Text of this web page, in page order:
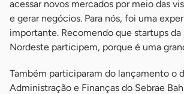
acessar novos mercados por meio das
e gerar negócios. Para nós, foi uma
importante. Recomendo que startups da
Nordeste participem, porque é uma
Também participaram do lançamento o
Administração e Finanças do Sebrae